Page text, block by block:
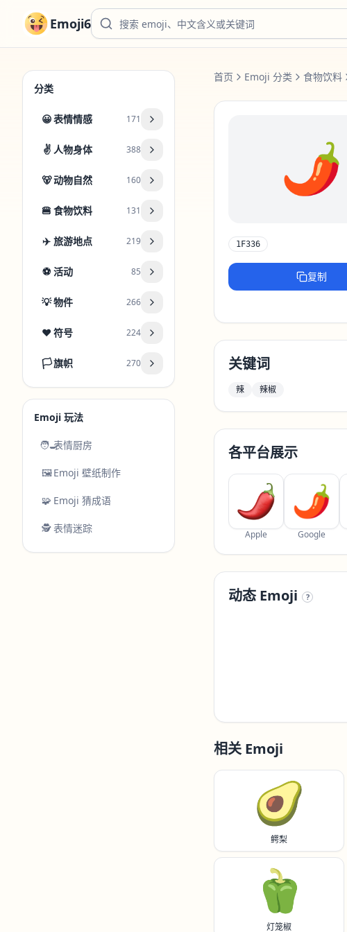
Emoji6
分类
😀表情情感 171
✌️ 人物身体 388
🐻动物自然 160
🍔 食物饮料 131
✈️ 旅游地点 219
⚽ 活动 85
💡物件 266
❤️符号 224
🏳️旗帜 270
Emoji 玩法
🧑‍🍳表情厨房
🖼️Emoji 壁纸制作
🧩 Emoji 猜成语
🕵️ 表情迷踪
首页 Emoji 分类 食物饮料
🌶️
1F336
复制
关键词
辣 辣椒
各平台展示
Apple Google
动态 Emoji ?
相关 Emoji
🥑
鳄梨
🫑
灯笼椒